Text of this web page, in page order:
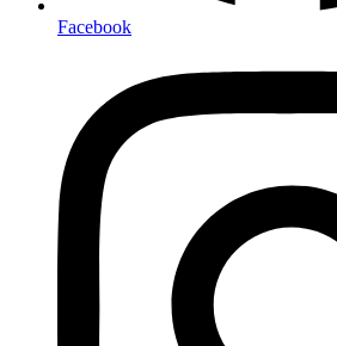
Facebook